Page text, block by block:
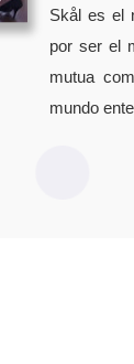
Skål es el
por ser el
mutua
mundo